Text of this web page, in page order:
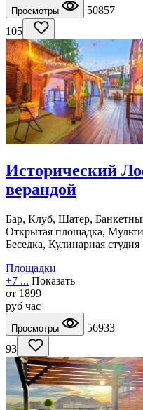
Просмотры
50857
105
Исторический
верандой
Бар, Клуб, Шатер,
Открытая площадка,
Беседка, Кулинарная студия
Площадки
+7 ... Показать
от 1899
руб час
Просмотры
56933
93